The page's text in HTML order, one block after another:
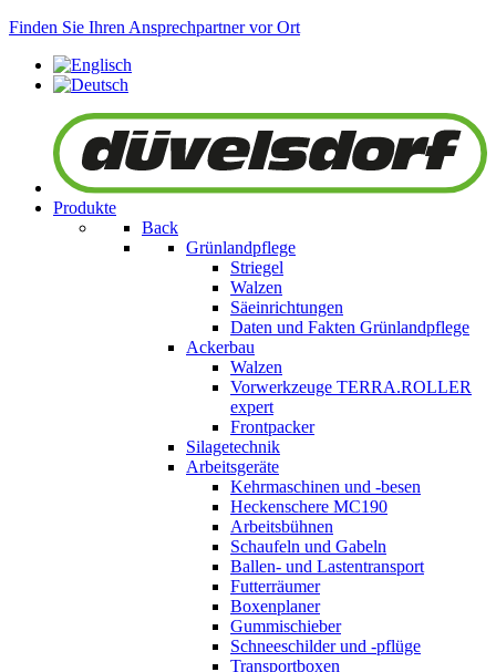
Finden Sie Ihren Ansprechpartner vor Ort
Produkte
Back
Grünlandpflege
Striegel
Walzen
Säeinrichtungen
Daten und Fakten Grünlandpflege
Ackerbau
Walzen
Vorwerkzeuge TERRA.ROLLER
expert
Frontpacker
Silagetechnik
Arbeitsgeräte
Kehrmaschinen und -besen
Heckenschere MC190
Arbeitsbühnen
Schaufeln und Gabeln
Ballen- und Lastentransport
Futterräumer
Boxenplaner
Gummischieber
Schneeschilder und -pflüge
Transportboxen